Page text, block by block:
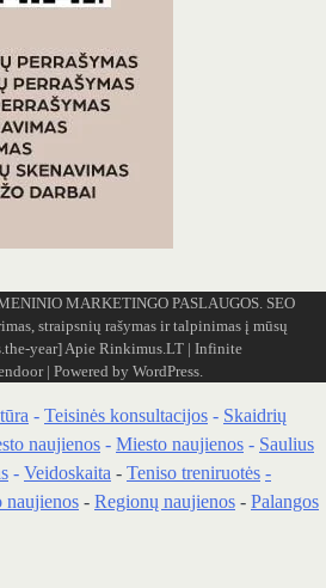
MARKETINGO PASLAUGOS. SEO
straipsnių rašymas ir talpinimas į mūsų
year] Apie Rinkimus.LT| Infinite
| Powered by WordPress.
- Teisinės konsultacijos - Skaidrių
naujienos - Miesto naujienos - Saulius
- Veidoskaita - Teniso treniruotės -
naujienos - Regionų naujienos - Palangos